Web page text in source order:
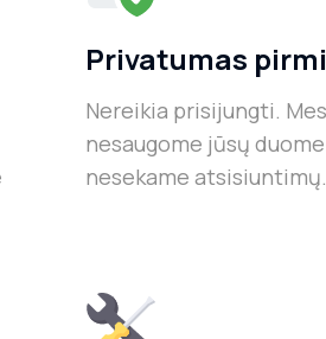
Privatumas
Nereikia prisijungti.
nesaugome jūsų
nesekame atsisiuntimų.